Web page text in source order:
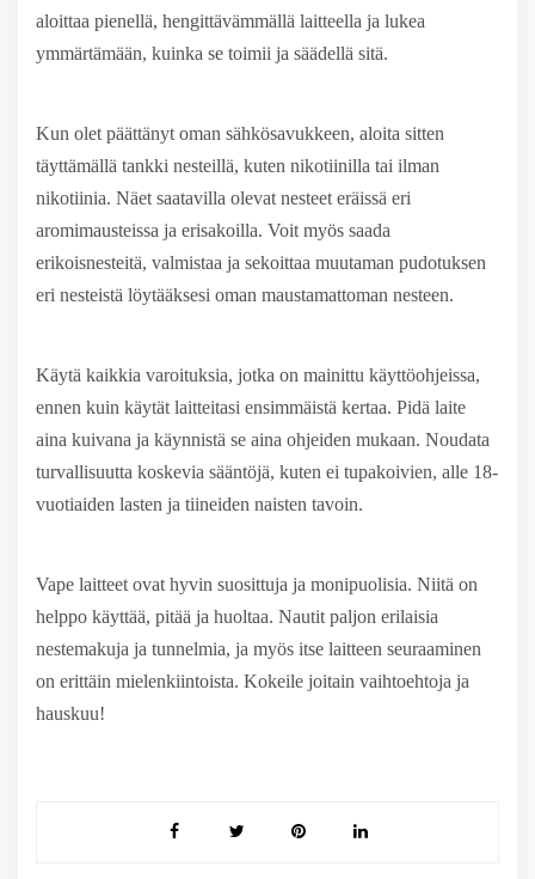
aloittaa pienellä, hengittävämmällä laitteella ja lukea
ymmärtämään, kuinka se toimii ja säädellä sitä.
Kun olet päättänyt oman sähkösavukkeen, aloita sitten
täyttämällä tankki nesteillä, kuten nikotiinilla tai ilman
nikotiinia. Näet saatavilla olevat nesteet eräissä eri
aromimausteissa ja erisakoilla. Voit myös saada
erikoisnesteitä, valmistaa ja sekoittaa muutaman pudotuksen
eri nesteistä löytääksesi oman maustamattoman nesteen.
Käytä kaikkia varoituksia, jotka on mainittu käyttöohjeissa,
ennen kuin käytät laitteitasi ensimmäistä kertaa. Pidä laite
aina kuivana ja käynnistä se aina ohjeiden mukaan. Noudata
turvallisuutta koskevia sääntöjä, kuten ei tupakoivien, alle 18-
vuotiaiden lasten ja tiineiden naisten tavoin.
Vape laitteet ovat hyvin suosittuja ja monipuolisia. Niitä on
helppo käyttää, pitää ja huoltaa. Nautit paljon erilaisia
nestemakuja ja tunnelmia, ja myös itse laitteen seuraaminen
on erittäin mielenkiintoista. Kokeile joitain vaihtoehtoja ja
hauskuu!